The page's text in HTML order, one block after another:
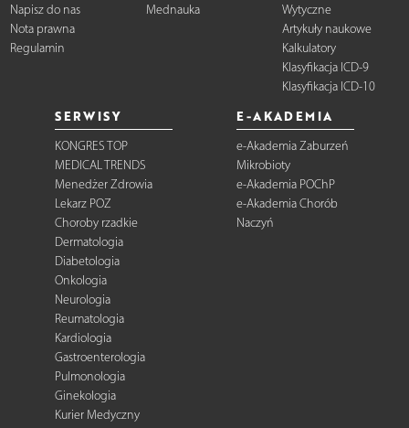
Napisz do nas
Nota prawna
Regulamin
Mednauka
Wytyczne
Artykuły naukowe
Kalkulatory
Klasyfikacja ICD-9
Klasyfikacja ICD-10
SERWISY
KONGRES TOP
MEDICAL TRENDS
Menedżer Zdrowia
Lekarz POZ
Choroby rzadkie
Dermatologia
Diabetologia
Onkologia
Neurologia
Reumatologia
Kardiologia
Gastroenterologia
Pulmonologia
Ginekologia
Kurier Medyczny
E-AKADEMIA
e-Akademia Zaburzeń
Mikrobioty
e-Akademia POChP
e-Akademia Chorób
Naczyń